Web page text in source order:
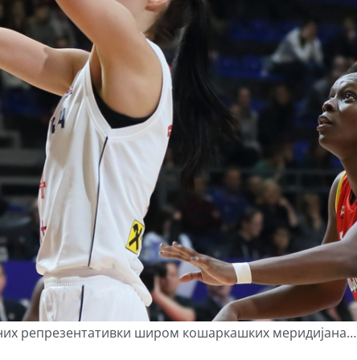
репрезентативки широм кошаркашких меридијана…